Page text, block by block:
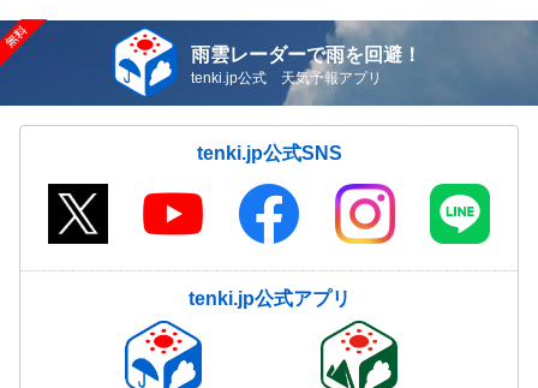
雨雲レーダーで雨を回避！
tenki.jp公式 天気予報アプリ
tenki.jp公式SNS
tenki.jp公式アプリ